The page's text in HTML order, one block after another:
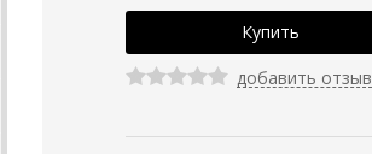
добавить отзыв